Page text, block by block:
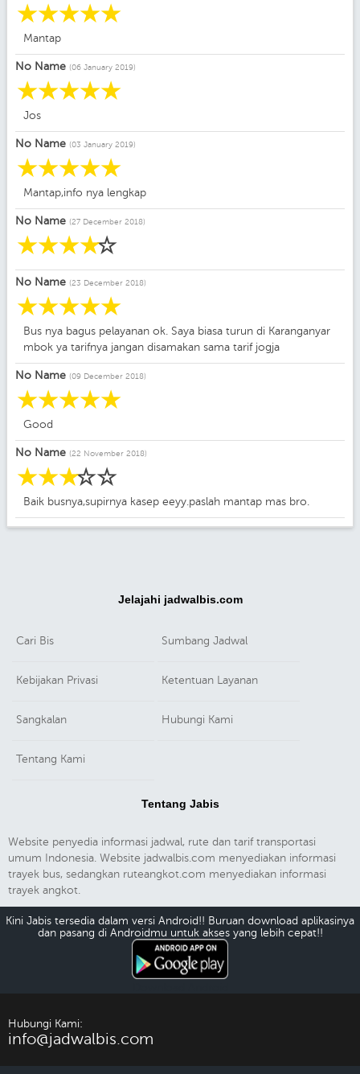
☆
☆
☆
☆
☆
Mantap
No Name (06 January 2019)
☆
☆
☆
☆
☆
Jos
No Name (03 January 2019)
☆
☆
☆
☆
☆
Mantap,info nya lengkap
No Name (27 December 2018)
☆
☆
☆
☆
☆
No Name (23 December 2018)
☆
☆
☆
☆
☆
Bus nya bagus pelayanan ok. Saya biasa turun di Karanganyar
mbok ya tarifnya jangan disamakan sama tarif jogja
No Name (09 December 2018)
☆
☆
☆
☆
☆
Good
No Name (22 November 2018)
☆
☆
☆
☆
☆
Baik busnya,supirnya kasep eeyy.paslah mantap mas bro.
Jelajahi jadwalbis.com
Cari Bis Sumbang Jadwal
Kebijakan Privasi Ketentuan Layanan
Sangkalan Hubungi Kami
Tentang Kami
Tentang Jabis
Website penyedia informasi jadwal, rute dan tarif transportasi
umum Indonesia. Website jadwalbis.com menyediakan informasi
trayek bus, sedangkan ruteangkot.com menyediakan informasi
trayek angkot.
Kini Jabis tersedia dalam versi Android!! Buruan download aplikasinya
dan pasang di Androidmu untuk akses yang lebih cepat!!
Hubungi Kami:
info@jadwalbis.com